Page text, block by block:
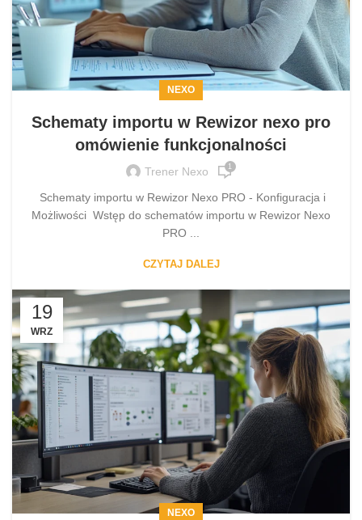
NEXO
Schematy importu w Rewizor nexo pro
omówienie funkcjonalności
Trener Nexo 1
Schematy importu w Rewizor Nexo PRO - Konfiguracja i
Możliwości Wstęp do schematów importu w Rewizor Nexo
PRO ...
CZYTAJ DALEJ
19
WRZ
NEXO